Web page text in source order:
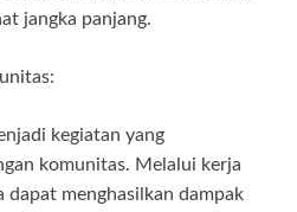
jangka panjang.
kegiatan yang
komunitas. Melalui kerja
dapat menghasilkan dampak